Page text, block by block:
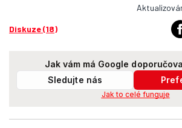
Diskuze (18)
Jak vám má Google
Sledujte nás
Jak to celé funguje